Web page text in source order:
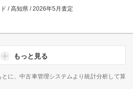
/高知県 /2026年5月査定
もっと見る
に、中古車管理システムより統計分析して算